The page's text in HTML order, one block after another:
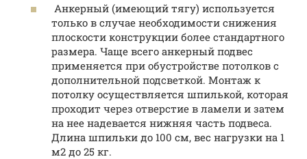
Анкерный (имеющий тягу) используется
только в случае необходимости снижения
плоскости конструкции более стандартного
размера. Чаще всего анкерный подвес
применяется при обустройстве потолков с
дополнительной подсветкой. Монтаж к
потолку осуществляется шпилькой, которая
проходит через отверстие в ламели и затем
на нее надевается нижняя часть подвеса.
Длина шпильки до 100 см, вес нагрузки на 1
м2 до 25 кг.